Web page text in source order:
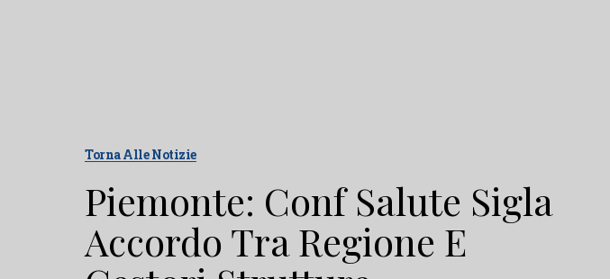
Torna Alle Notizie
Piemonte: Conf Salute Sigla
Accordo Tra Regione E